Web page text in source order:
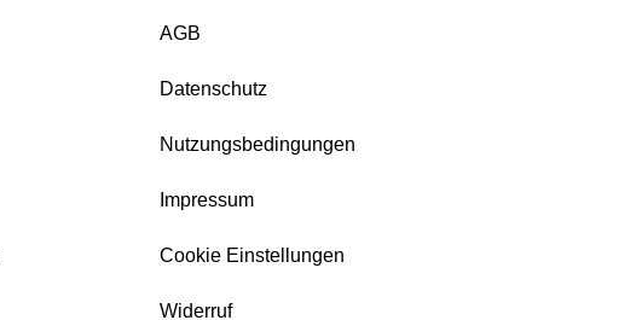
AGB
Datenschutz
Nutzungsbedingungen
Impressum
Cookie Einstellungen
Widerruf